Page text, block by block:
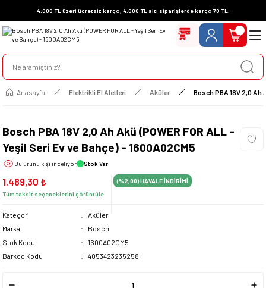
4.000 TL üzeri ücretsiz kargo, 4.000 TL altı siparişlerde kargo 70 TL.
Anasayfa Elektrikli El Aletleri Aküler Bosch PBA 18V 2,0 Ah
Bosch PBA 18V 2,0 Ah Akü (POWER FOR ALL -
Yeşil Seri Ev ve Bahçe) - 1600A02CM5
Bu ürünü kişi inceliyor Stok Var
1.489,30 ₺
Tüm taksit seçeneklerini görüntüle
(%2,00)HAVALE İNDİRİMİ
Kategori
Aküler
Marka
Bosch
Stok Kodu
1600A02CM5
Barkod Kodu
4053423235258